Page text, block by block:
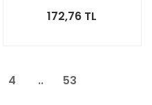
172,76 TL
4 .. 53